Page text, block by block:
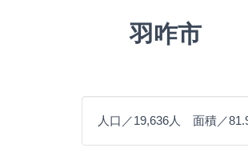
羽咋市
人口／19,636人 面積／